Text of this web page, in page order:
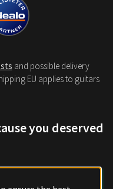
and possible delivery
EU applies to guitars
you deserved